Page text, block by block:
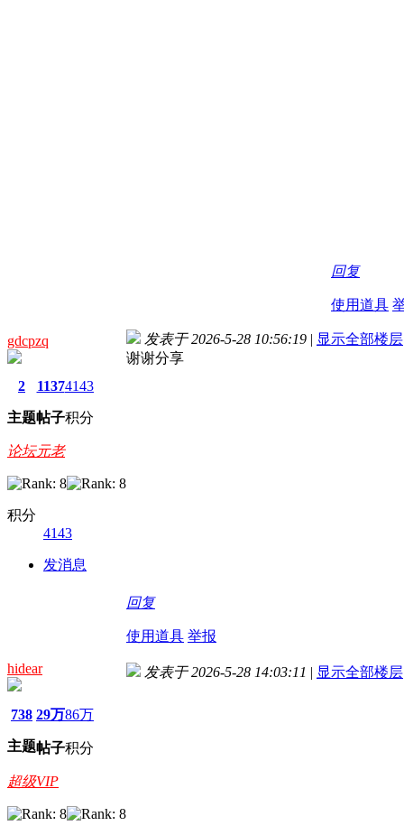
回复
使用道具
gdcpzq
2
主题
1137
帖子
4143
积分
论坛元老
积分
4143
发消息
发表于 2026-5-28 10:56:19 | 显示全部楼层
谢谢分享
回复
使用道具 举报
hidear
738
主题
29万
帖子
86万
积分
超级VIP
发表于 2026-5-28 14:03:11 | 显示全部楼层